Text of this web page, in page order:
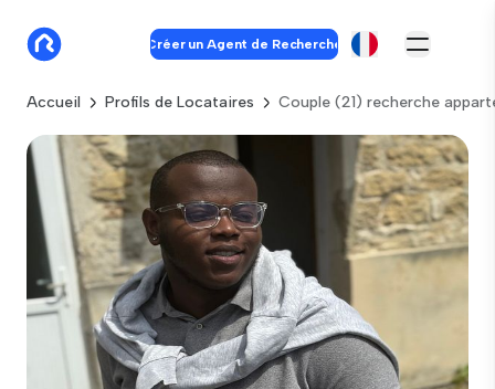
Créer un Agent de Recherche
Accueil Profils de Locataires Couple (21) recherche